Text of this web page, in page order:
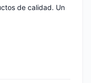
de calidad. Un